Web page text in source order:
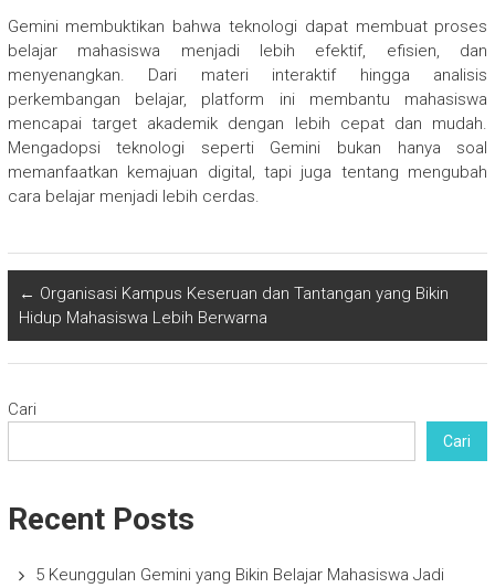
Gemini membuktikan bahwa teknologi dapat membuat proses
belajar mahasiswa menjadi lebih efektif, efisien, dan
menyenangkan. Dari materi interaktif hingga analisis
perkembangan belajar, platform ini membantu mahasiswa
mencapai target akademik dengan lebih cepat dan mudah.
Mengadopsi teknologi seperti Gemini bukan hanya soal
memanfaatkan kemajuan digital, tapi juga tentang mengubah
cara belajar menjadi lebih cerdas.
← Organisasi Kampus Keseruan dan Tantangan yang Bikin
Hidup Mahasiswa Lebih Berwarna
Cari
Cari
Recent Posts
5 Keunggulan Gemini yang Bikin Belajar Mahasiswa Jadi